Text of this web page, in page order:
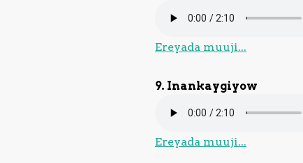
Ereyada muuji...
9. Inankaygiyow
Ereyada muuji...